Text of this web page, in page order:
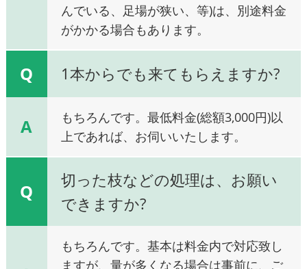
んでいる、足場が狭い、等)は、別途料金
がかかる場合もあります。
Q 1本からでも来てもらえますか?
A
もちろんです。最低料金(総額3,000円)以
上であれば、お伺いいたします。
Q
切った枝などの処理は、お願い
できますか?
もちろんです。基本は料金内で対応致し
ますが、量が多くなる場合は事前に、ご